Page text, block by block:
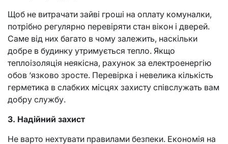
Щоб не витрачати зайві гроші на оплату комуналки,
потрібно регулярно перевіряти стан вікон і дверей.
Саме від них багато в чому залежить, наскільки
добре в будинку утримується тепло. Якщо
теплоізоляція неякісна, рахунок за електроенергію
обов ‘язково зросте. Перевірка і невелика кількість
герметика в слабких місцях захисту співслужать вам
добру службу.
3. Надійний захист
Не варто нехтувати правилами безпеки. Економія на